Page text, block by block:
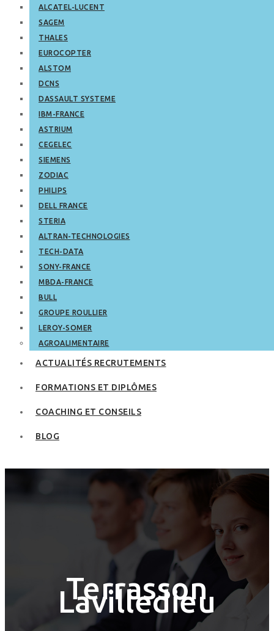
ALCATEL-LUCENT
SAGEM
THALES
EUROCOPTER
ALSTOM
DCNS
DASSAULT SYSTEME
IBM-FRANCE
ASTRIUM
CEGELEC
SIEMENS
ZODIAC
PHILIPS
DELL FRANCE
STERIA
ALTRAN-TECHNOLOGIES
TECH-DATA
SONY-FRANCE
MBDA-FRANCE
BULL
GROUPE ROULLIER
LEROY-SOMER
AGROALIMENTAIRE
ACTUALITÉS RECRUTEMENTS
FORMATIONS ET DIPLÔMES
COACHING ET CONSEILS
BLOG
Terrasson
Lavilledieu